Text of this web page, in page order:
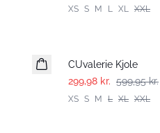
XS S M L XL XXL
CUvalerie Kjole
299,98 kr. 599,95 kr.
XS S M L XL XXL